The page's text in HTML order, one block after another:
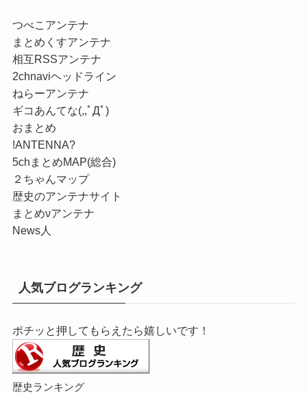
つべこアンテナ
まとめくすアンテナ
相互RSSアンテナ
2chnaviヘッドライン
ねらーアンテナ
ギコあんてな(,,ﾟДﾟ)
おまとめ
!ANTENNA?
5chまとめMAP(総合)
２ちゃんマップ
歴史のアンテナサイト
まとめνアンテナ
News人
人気ブログランキング
ポチッと押してもらえたら嬉しいです！
歴史ランキング